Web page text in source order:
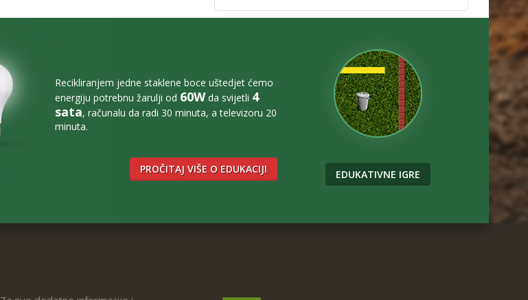
Recikliranjem jedne staklene boce uštedjet ćemo
energiju potrebnu žarulji od 60Wda svijetli 4
sata, računalu da radi 30 minuta, a televizoru 20
minuta.
PROČITAJ VIŠE O EDUKACIJI EDUKATIVNE IGRE